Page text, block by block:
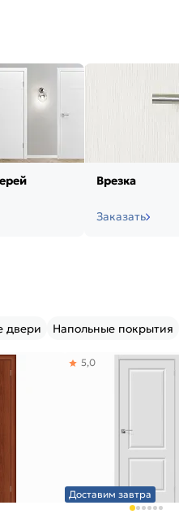
Врезка
Заказать
двери Напольные покрытия
Доставим завтра
5,0